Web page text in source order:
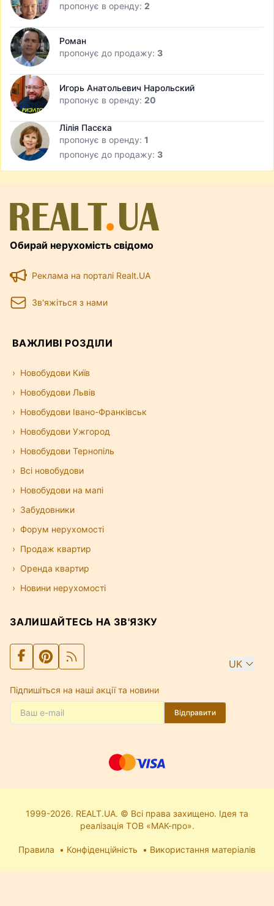
пропонує в оренду: 2
Роман
пропонує до продажу: 3
Игорь Анатольевич Нарольский
пропонує в оренду: 20
Лілія Пасєка
пропонує в оренду: 1
пропонує до продажу: 3
Обирай нерухомість свідомо
Реклама на порталі Realt.UA
Зв'яжіться з нами
ВАЖЛИВІ РОЗДІЛИ
Новобудови Київ
Новобудови Львів
Новобудови Івано-Франківськ
Новобудови Ужгород
Новобудови Тернопіль
Всі новобудови
Новобудови на мапі
Забудовники
Форум нерухомості
Продаж квартир
Оренда квартир
Новини нерухомості
ЗАЛИШАЙТЕСЬ НА ЗВ'ЯЗКУ
UK
Підпишіться на наші акції та новини
Відправити
1999-2026. REALT.UA. © Всі права захищено. Ідея та
реалізація ТОВ «МАК-про».
Правила Конфіденційність Використання матеріалів